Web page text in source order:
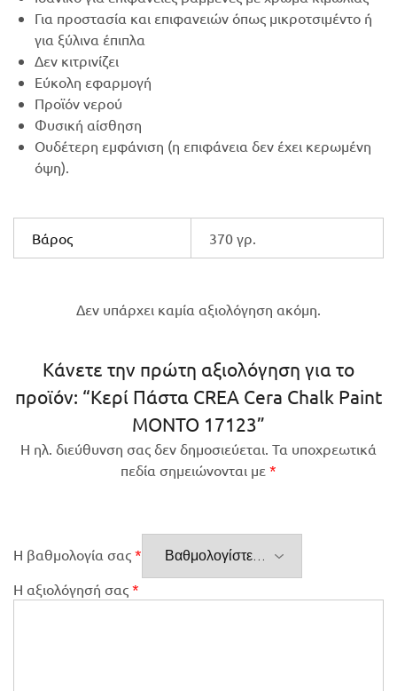
Για προστασία και επιφανειών όπως μικροτσιμέντο ή
για ξύλινα έπιπλα
Δεν κιτρινίζει
Εύκολη εφαρμογή
Προϊόν νερού
Φυσική αίσθηση
Ουδέτερη εμφάνιση (η επιφάνεια δεν έχει κερωμένη
όψη).
Βάρος 370 γρ.
Δεν υπάρχει καμία αξιολόγηση ακόμη.
Κάνετε την πρώτη αξιολόγηση για το
προϊόν: “Κερί Πάστα CREA Cera Chalk Paint
MONTO 17123”
Η ηλ. διεύθυνση σας δεν δημοσιεύεται. Τα υποχρεωτικά
πεδία σημειώνονται με *
Η βαθμολογία σας *
Η αξιολόγησή σας *